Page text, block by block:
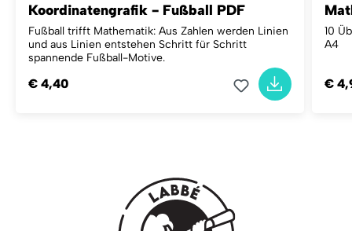
Koordinatengrafik - Fußball PDF
Fußball trifft Mathematik: Aus Zahlen werden Linien
und aus Linien entstehen Schritt für Schritt
spannende Fußball-Motive.
€ 4,40
10
A4
€